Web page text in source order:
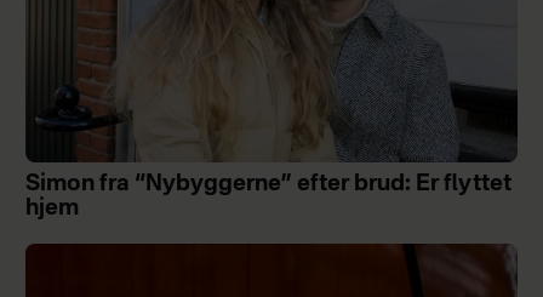
Simon fra “Nybyggerne” efter brud: Er flyttet
hjem